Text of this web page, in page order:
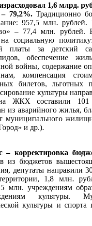
1,6 млрд.
79,2%.Традиционно
957,5 млн.
– 77,4 млн.
социальную
платы за детский
обеспечение
войны, содержание
компенсация
билетов, льготных
культуры
ЖКХ составили
из аварийного жилья,
муниципального
и др.).
– корректировка
из бюджетов
депутаты направили
1,8 млн.
млн. учреждениям
культуры.
культуры и спорта